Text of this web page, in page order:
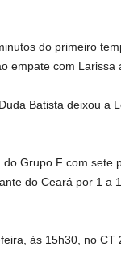
do primeiro
empate com Larissa
Batista deixou a
Grupo F com sete
do Ceará por 1 a
às 15h30, no CT